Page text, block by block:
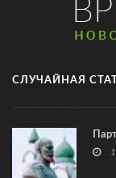
СЛУЧАЙНАЯ